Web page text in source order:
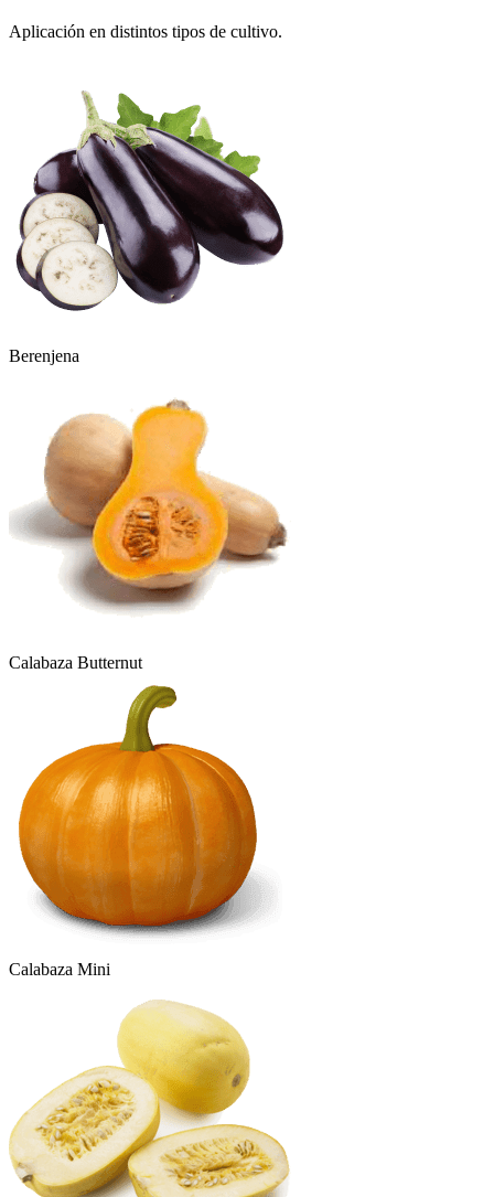
Aplicación en distintos tipos de cultivo.
Berenjena
Calabaza Butternut
Calabaza Mini